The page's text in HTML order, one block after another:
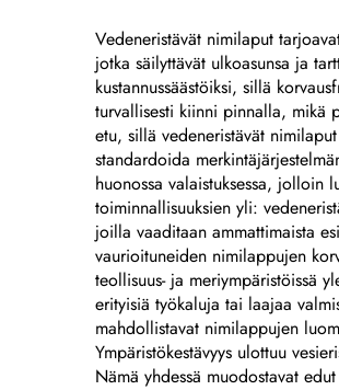
tunnistelevy,
ruostumaton
nimikilpi
Vedeneristävät nimilaput
jotka säilyttävät ulkoasunsa ja
kustannussäästöiksi, sillä
turvallisesti kiinni pinnalla, mikä
etu, sillä vedeneristävät
standardoida
huonossa valaistuksessa, jolloin
toiminnallisuuksien yli:
joilla vaaditaan ammattimaista
vaurioituneiden nimilappujen
teollisuus- ja meriympäristöissä
erityisiä työkaluja tai laajaa
mahdollistavat nimilappujen
Ympäristökestävyys ulottuu
Nämä yhdessä muodostavat